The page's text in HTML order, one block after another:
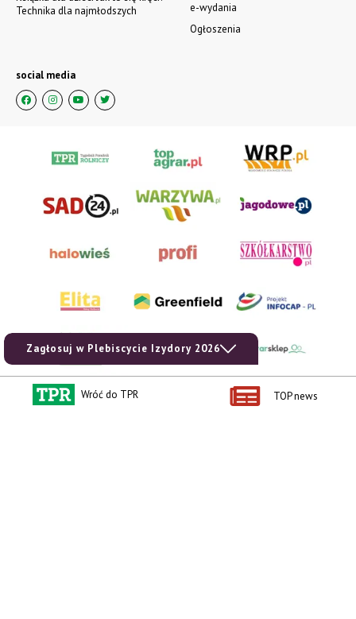
Zagłosuj w Plebiscycie Izydory 2026
e-wydania
Ogłoszenia
Technika dla najmłodszych
social media
Wróć do TPR TOP news